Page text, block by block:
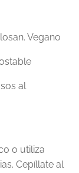
Vegano
al
o utiliza
Cepíllate al